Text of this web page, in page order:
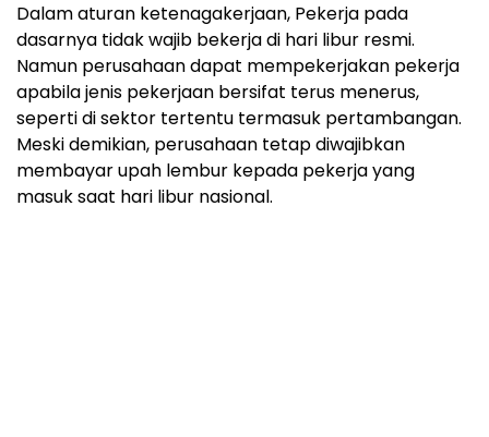
‎Dalam aturan ketenagakerjaan, Pekerja pada
dasarnya tidak wajib bekerja di hari libur resmi.
Namun perusahaan dapat mempekerjakan pekerja
apabila jenis pekerjaan bersifat terus menerus,
seperti di sektor tertentu termasuk pertambangan.
Meski demikian, perusahaan tetap diwajibkan
membayar upah lembur kepada pekerja yang
masuk saat hari libur nasional.